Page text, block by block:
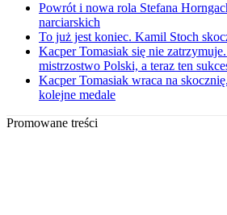
Powrót i nowa rola Stefana
narciarskich
To już jest koniec. Kamil Stoch
Kacper Tomasiak się nie
mistrzostwo Polski, a teraz ten
Kacper Tomasiak wraca na
kolejne medale
Promowane treści